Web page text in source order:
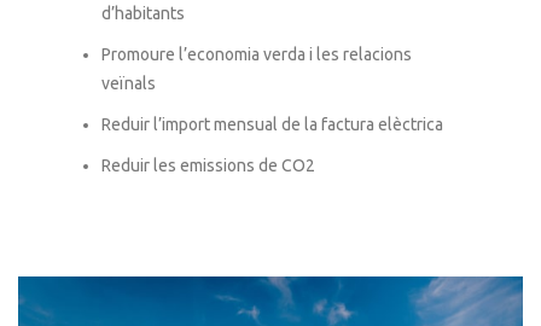
d’habitants
Promoure l’economia verda i les relacions
veïnals
Reduir l’import mensual de la factura elèctrica
Reduir les emissions de CO2